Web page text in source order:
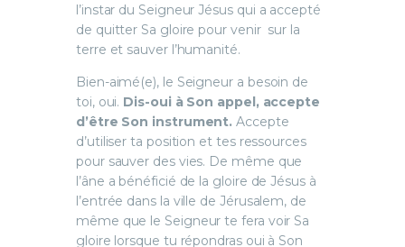
l’instar du Seigneur Jésus qui a accepté
de quitter Sa gloire pour venir sur la
terre et sauver l’humanité.
Bien-aimé(e), le Seigneur a besoin de
toi, oui. Dis-oui à Son appel, accepte
d’être Son instrument.Accepte
d’utiliser ta position et tes ressources
pour sauver des vies. De même que
l’âne a bénéficié de la gloire de Jésus à
l’entrée dans la ville de Jérusalem, de
même que le Seigneur te fera voir Sa
gloire lorsque tu répondras oui à Son